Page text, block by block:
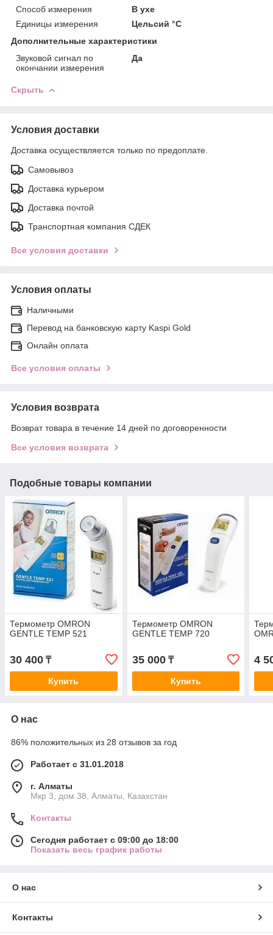
Способ измерения
В ухе
Единицы измерения
Цельсий °C
Дополнительные характеристики
Звуковой сигнал по
окончании измерения
Да
Скрыть
Условия доставки
Доставка осуществляется только по предоплате.
Самовывоз
Доставка курьером
Доставка почтой
Транспортная компания СДЕК
Все условия доставки
Условия оплаты
Наличными
Перевод на банковскую карту Kaspi Gold
Онлайн оплата
Все условия оплаты
Условия возврата
Возврат товара в течение 14 дней по договоренности
Все условия возврата
Подобные товары компании
Термометр OMRON
GENTLE TEMP 521
30 400 ₸
Купить
Термометр OMRON
GENTLE TEMP 720
35 000₸
Купить
4
О нас
86% положительных из 28 отзывов за год
Работает с 31.01.2018
г. Алматы
Мкр 3, дом 38, Алматы, Казахстан
Контакты
Сегодня работает с 09:00 до 18:00
Показать весь график работы
О нас
Контакты